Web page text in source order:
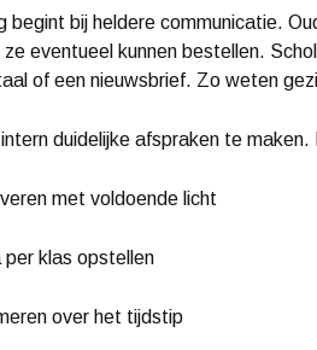
begint bij heldere communicatie.
eventueel kunnen bestellen.
of een nieuwsbrief. Zo weten
duidelijke afspraken te maken.
met voldoende licht
per klas opstellen
over het tijdstip